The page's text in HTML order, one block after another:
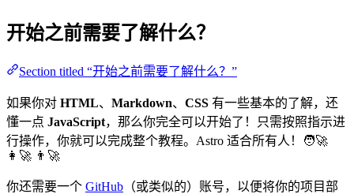
开始之前需要了解什么？
Section titled “开始之前需要了解什么？”
如果你对 HTML、 Markdown、 CSS 有一些基本的了解，还
懂一点 JavaScript，那么你完全可以开始了！只需按照指示进
行操作，你就可以完成整个教程。Astro 适合所有人！🧑‍🚀
👩‍🚀 👨‍🚀
你还需要一个 GitHub （或类似的）账号，以便将你的项目部